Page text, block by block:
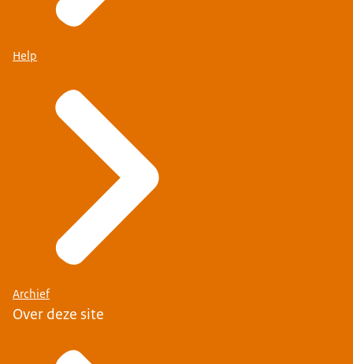
Help
Archief
Over deze site